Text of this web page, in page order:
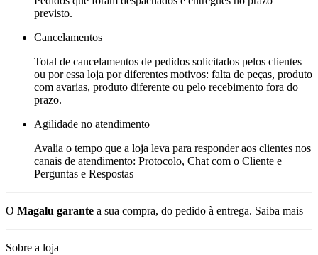
previsto.
Cancelamentos
Total de cancelamentos de pedidos solicitados pelos clientes
ou por essa loja por diferentes motivos: falta de peças, produto
com avarias, produto diferente ou pelo recebimento fora do
prazo.
Agilidade no atendimento
Avalia o tempo que a loja leva para responder aos clientes nos
canais de atendimento: Protocolo, Chat com o Cliente e
Perguntas e Respostas
O Magalu garante a sua compra, do pedido à entrega. Saiba mais
Sobre a loja